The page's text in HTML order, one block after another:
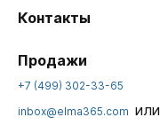
Контакты
Продажи
+7 (499) 302-33-65
inbox@elma365.com или